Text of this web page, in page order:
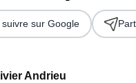
Andrieu
suivre sur Google